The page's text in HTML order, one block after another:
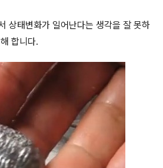
상태변화가 일어난다는 생각을 잘 못하
합니다.